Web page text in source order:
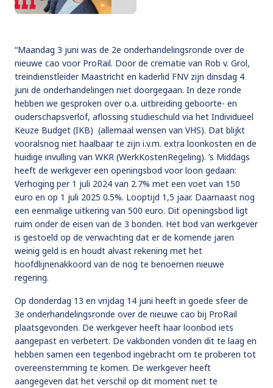
“Maandag 3 juni was de 2e onderhandelingsronde over de
nieuwe cao voor ProRail. Door de crematie van Rob v. Grol,
treindienstleider Maastricht en kaderlid FNV zijn dinsdag 4
juni de onderhandelingen niet doorgegaan. In deze ronde
hebben we gesproken over o.a. uitbreiding geboorte- en
ouderschapsverlof, aflossing studieschuld via het Individueel
Keuze Budget (IKB) (allemaal wensen van VHS). Dat blijkt
vooralsnog niet haalbaar te zijn i.v.m. extra loonkosten en de
huidige invulling van WKR (WerkKostenRegeling). ’s Middags
heeft de werkgever een openingsbod voor loon gedaan:
Verhoging per 1 juli 2024 van 2.7% met een voet van 150
euro en op 1 juli 2025 0.5%. Looptijd 1,5 jaar. Daarnaast nog
een eenmalige uitkering van 500 euro. Dit openingsbod ligt
ruim onder de eisen van de 3 bonden. Het bod van werkgever
is gestoeld op de verwachting dat er de komende jaren
weinig geld is en houdt alvast rekening met het
hoofdlijnenakkoord van de nog te benoemen nieuwe
regering.
Op donderdag 13 en vrijdag 14 juni heeft in goede sfeer de
3e onderhandelingsronde over de nieuwe cao bij ProRail
plaatsgevonden. De werkgever heeft haar loonbod iets
aangepast en verbetert. De vakbonden vonden dit te laag en
hebben samen een tegenbod ingebracht om te proberen tot
overeenstemming te komen. De werkgever heeft
aangegeven dat het verschil op dit moment niet te